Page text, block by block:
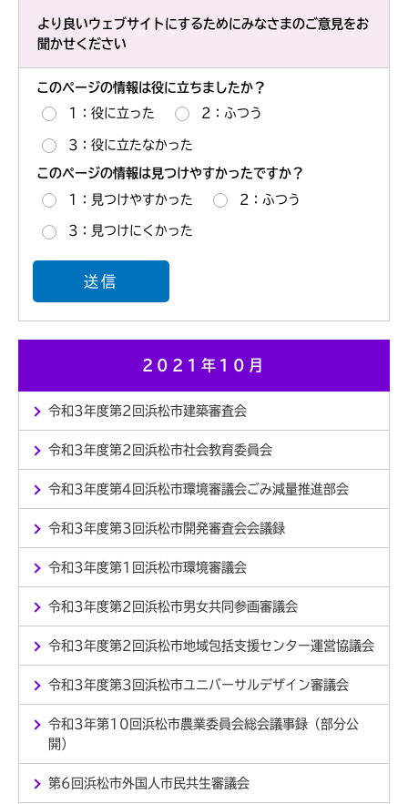
2021年10月
令和3年度第2回浜松市建築審査会
令和3年度第2回浜松市社会教育委員会
令和3年度第4回浜松市環境審議会ごみ減量推進部会
令和3年度第3回浜松市開発審査会会議録
令和3年度第1回浜松市環境審議会
令和3年度第2回浜松市男女共同参画審議会
令和3年度第2回浜松市地域包括支援センター運営協議会
令和3年度第3回浜松市ユニバーサルデザイン審議会
令和3年第10回浜松市農業委員会総会議事録（部分公
開）
第6回浜松市外国人市民共生審議会
より良いウェブサイトにするためにみなさまのご意見をお
聞かせください
このページの情報は役に立ちましたか？
1：役に立った 2：ふつう
3：役に立たなかった
このページの情報は見つけやすかったですか？
1：見つけやすかった 2：ふつう
3：見つけにくかった